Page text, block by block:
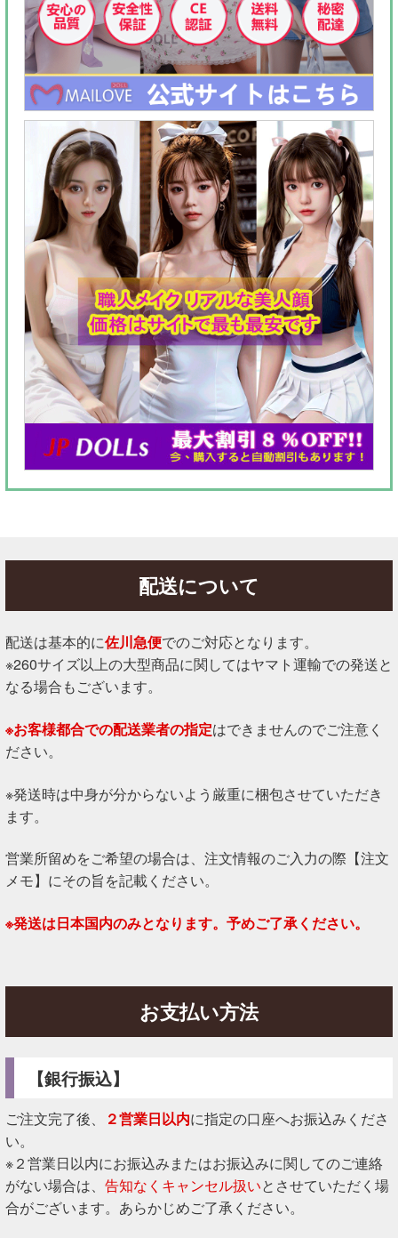
配送について
配送は基本的に佐川急便でのご対応となります。
※260サイズ以上の大型商品に関してはヤマト運輸での発送と
なる場合もございます。
※お客様都合での配送業者の指定はできませんのでご注意く
ださい。
※発送時は中身が分からないよう厳重に梱包させていただき
ます。
営業所留めをご希望の場合は、注文情報のご入力の際【注文
メモ】にその旨を記載ください。
※発送は日本国内のみとなります。予めご了承ください。
お支払い方法
【銀行振込】
ご注文完了後、 ２営業日以内に指定の口座へお振込みくださ
い。
※２営業日以内にお振込みまたはお振込みに関してのご連絡
がない場合は、 告知なくキャンセル扱いとさせていただく場
合がございます。あらかじめご了承ください。